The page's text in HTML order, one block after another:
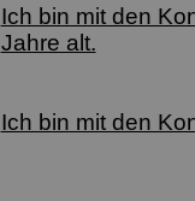
Ich bin mit den
Jahre alt.
Ich bin mit den